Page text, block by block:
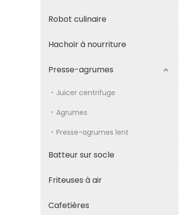
Robot culinaire
Hachoir à nourriture
Presse-agrumes
Juicer centrifuge
Agrumes
Presse-agrumes lent
Batteur sur socle
Friteuses à air
Cafetières